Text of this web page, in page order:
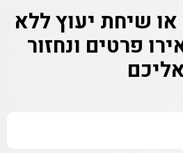
שיחת יעוץ ללא
פרטים ונחזור